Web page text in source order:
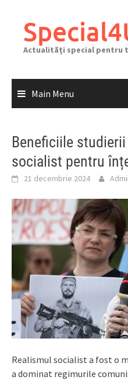
content
Actualități special pentru
Main Menu
Beneficiile
socialist pentru
21 decembrie 2024
Realismul socialist a fost o
a dominat regimurile